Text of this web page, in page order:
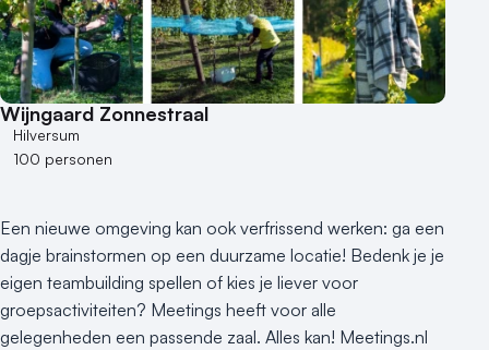
Wijngaard Zonnestraal
Hilversum
100 personen
Een nieuwe omgeving kan ook verfrissend werken: ga een
dagje brainstormen op een duurzame locatie! Bedenk je je
eigen teambuilding spellen of kies je liever voor
groepsactiviteiten? Meetings heeft voor alle
gelegenheden een passende zaal. Alles kan! Meetings.nl